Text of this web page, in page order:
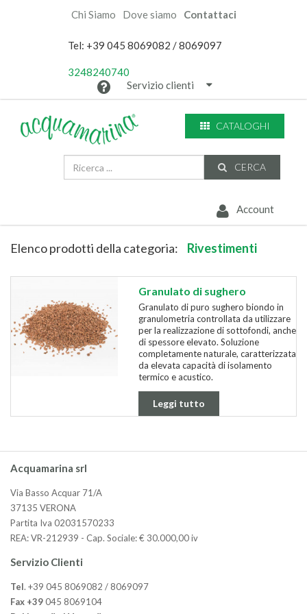
Chi Siamo Dove siamo Contattaci
Tel: +39 045 8069082 / 8069097
3248240740
Servizio clienti
CATALOGHI
CERCA
Account
Elenco prodotti della categoria: Rivestimenti
Granulato di sughero
Granulato di puro sughero biondo in
granulometria controllata da utilizzare
per la realizzazione di sottofondi, anche
di spessore elevato. Soluzione
completamente naturale, caratterizzata
da elevata capacità di isolamento
termico e acustico.
Leggi tutto
Acquamarina srl
Via Basso Acquar 71/A
37135 VERONA
Partita Iva 02031570233
REA: VR-212939 - Cap. Sociale: € 30.000,00 iv
Servizio Clienti
Tel. +39 045 8069082 / 8069097
Fax +39045 8069104